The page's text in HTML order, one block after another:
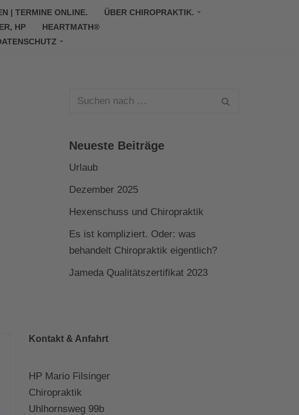
| TERMINE ONLINE.
ÜBER CHIROPRAKTIK.
HP
HEARTMATH®
Neueste Beiträge
Urlaub
Dezember 2025
Hexenschuss und Chiropraktik
Es ist kompliziert. Oder: was
behandelt Chiropraktik eigentlich?
Jameda Qualitätszertifikat 2023
Kontakt & Anfahrt
HP Mario Filsinger
Chiropraktik
Uhlhornsweg 99b